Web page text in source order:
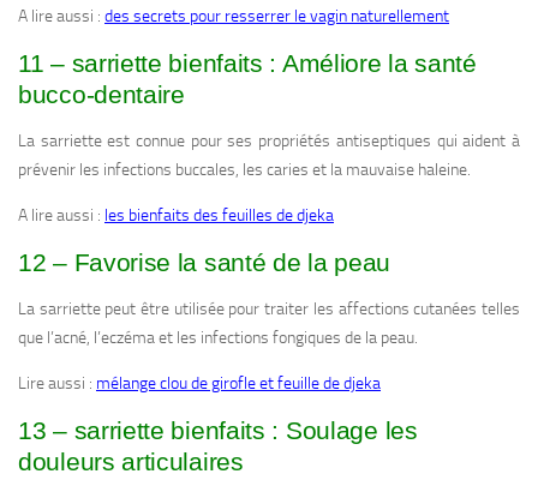
A lire aussi : des secrets pour resserrer le vagin naturellement
11 – sarriette bienfaits : Améliore la santé
bucco-dentaire
La sarriette est connue pour ses propriétés antiseptiques qui aident à
prévenir les infections buccales, les caries et la mauvaise haleine.
A lire aussi : les bienfaits des feuilles de djeka
12 – Favorise la santé de la peau
La sarriette peut être utilisée pour traiter les affections cutanées telles
que l’acné, l’eczéma et les infections fongiques de la peau.
Lire aussi : mélange clou de girofle et feuille de djeka
13 – sarriette bienfaits : Soulage les
douleurs articulaires